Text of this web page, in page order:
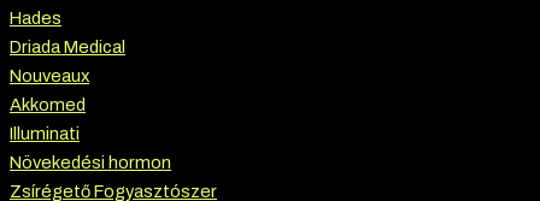
Hades
Driada Medical
Nouveaux
Akkomed
Illuminati
Növekedési hormon
Zsírégető Fogyasztószer